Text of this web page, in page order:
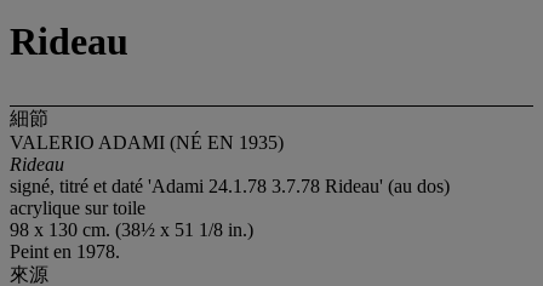
Rideau
細節
VALERIO ADAMI (NÉ EN 1935)
Rideau
signé, titré et daté 'Adami 24.1.78 3.7.78 Rideau' (au dos)
acrylique sur toile
98 x 130 cm. (38½ x 51 1/8 in.)
Peint en 1978.
來源